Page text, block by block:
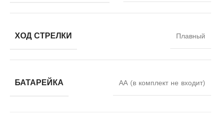
ХОД СТРЕЛКИ Плавный
БАТАРЕЙКА АА (в комплект не входит)